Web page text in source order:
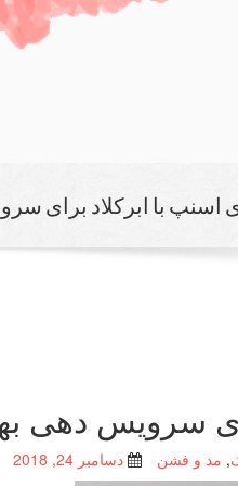
اسنپ با ابركلاد برای
سرویس دهی
, مد و فشن دسامبر 24, 2018